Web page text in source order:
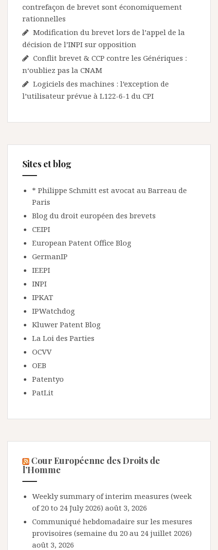
contrefaçon de brevet sont économiquement
rationnelles
Modification du brevet lors de l’appel de la
décision de l’INPI sur opposition
Conflit brevet & CCP contre les Génériques :
n‘oubliez pas la CNAM
Logiciels des machines : l’exception de
l’utilisateur prévue à L122-6-1 du CPI
Sites et blog
* Philippe Schmitt est avocat au Barreau de
Paris
Blog du droit européen des brevets
CEIPI
European Patent Office Blog
GermanIP
IEEPI
INPI
IPKAT
IPWatchdog
Kluwer Patent Blog
La Loi des Parties
OCVV
OEB
Patentyo
PatLit
Cour Européenne des Droits de
l’Homme
Weekly summary of interim measures (week
of 20 to 24 July 2026) août 3, 2026
Communiqué hebdomadaire sur les mesures
provisoires (semaine du 20 au 24 juillet 2026)
août 3, 2026